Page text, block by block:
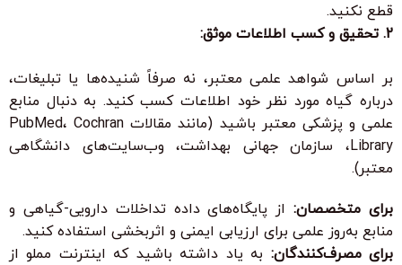
قطع نکنید.
2. تحقیق و کسب اطلاعات موثق:
بر اساس شواهد علمی معتبر، نه صرفاً شنیده‌ها یا تبلیغات،
درباره گیاه مورد نظر خود اطلاعات کسب کنید. به دنبال منابع
علمی و پزشکی معتبر باشید (مانند مقالات PubMed، Cochran
Library، سازمان جهانی بهداشت، وب‌سایت‌های دانشگاهی
معتبر).
برای متخصصان:از پایگاه‌های داده تداخلات دارویی-گیاهی و
منابع به‌روز علمی برای ارزیابی ایمنی و اثربخشی استفاده کنید.
برای مصرف‌کنندگان: به یاد داشته باشید که اینترنت مملو از